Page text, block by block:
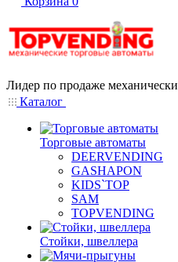
Лидер по продаже
Каталог
Торговые автоматы
DEERVENDING
GASHAPON
KIDS`TOP
SAM
TOPVENDING
Стойки, швеллера